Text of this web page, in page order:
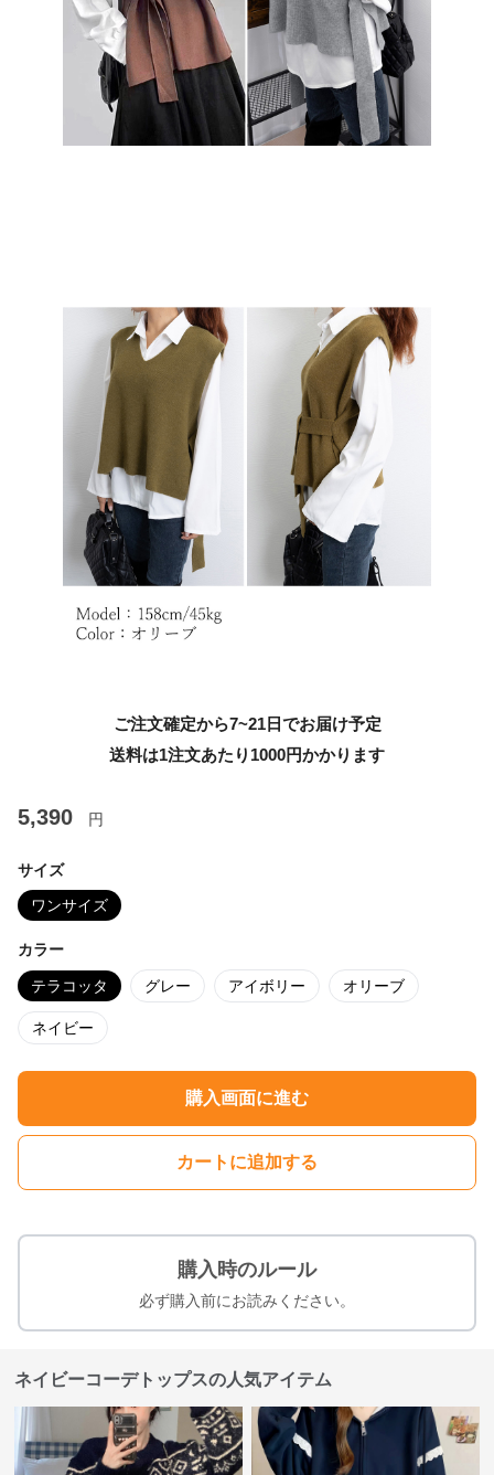
ご注文確定から7~21日でお届け予定
送料は1注文あたり 1000円かかります
5,390 円
サイズ
ワンサイズ
カラー
テラコッタ グレー アイボリー オリーブ
ネイビー
購入画面に進む
カートに追加する
購入時のルール
必ず購入前にお読みください。
ネイビーコーデトップスの人気アイテム